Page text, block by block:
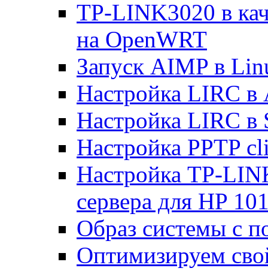
TP-LINK3020 в
на OpenWRT
Запуск AIMP в
Настройка LIRC
Настройка LIRC
Настройка PPTP
Настройка TP-
сервера для HP
Образ системы с
Оптимизируем